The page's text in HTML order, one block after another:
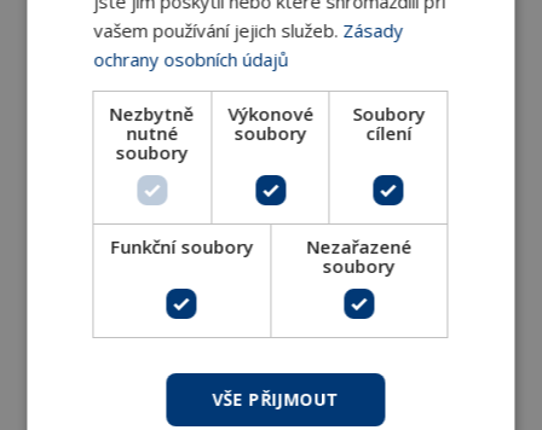
Carisma CRC-ECM MV
Carisma CRC-ECM MV - parapetní provedení,
sání spodem, výdech vzduchu
vašem používání jejich služeb. Zásady
ochrany osobních údajů
Nezbytně
nutné
soubory
Výkonové
soubory
Soubory
cílení
Funkční soubory
Nezařazené
soubory
VŠE PŘIJMOUT